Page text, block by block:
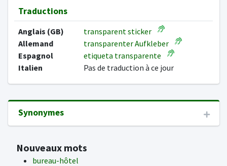
Traductions
Anglais (GB)
transparent sticker
Allemand
transparenter Aufkleber
Espagnol
etiqueta transparente
Italien
Pas de traduction à ce jour
Synonymes
Nouveaux mots
bureau-hôtel